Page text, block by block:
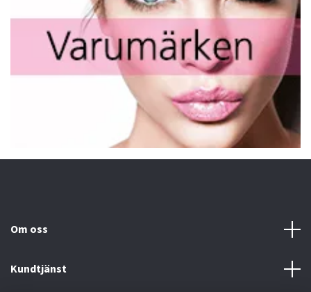
Om oss
Kundtjänst